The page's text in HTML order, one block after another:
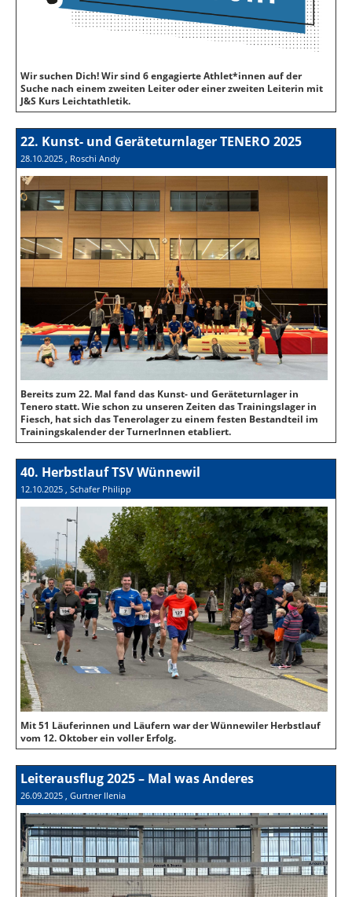
Wir suchen Dich! Wir sind 6 engagierte Athlet*innen auf der
Suche nach einem zweiten Leiter oder einer zweiten Leiterin mit
J&S Kurs Leichtathletik.
22. Kunst- und Geräteturnlager TENERO 2025
28.10.2025 , Roschi Andy
Bereits zum 22. Mal fand das Kunst- und Geräteturnlager in
Tenero statt. Wie schon zu unseren Zeiten das Trainingslager in
Fiesch, hat sich das Tenerolager zu einem festen Bestandteil im
Trainingskalender der TurnerInnen etabliert.
40. Herbstlauf TSV Wünnewil
12.10.2025 , Schafer Philipp
Mit 51 Läuferinnen und Läufern war der Wünnewiler Herbstlauf
vom 12. Oktober ein voller Erfolg.
Leiterausflug 2025 – Mal was Anderes
26.09.2025 , Gurtner Ilenia